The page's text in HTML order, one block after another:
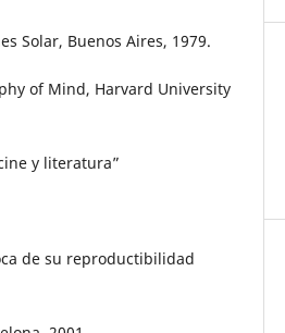
Solar, Buenos Aires, 1979.
of Mind, Harvard University
y literatura”
de su reproductibilidad